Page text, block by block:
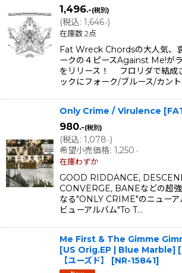
1,496.-(税別)
(税込: 1,646.-)
在庫数 2点
Fat Wreck Chordsの大人気、
ークの４ピースAgainst Me!が
をリリース！ フロリダで結成
ックにフォーク/ブルース/カン
Only Crime / Virulence [
980.-(税別)
(税込: 1,078.-)
希望小売価格: 1,250.-
在庫わずか
GOOD RIDDANCE,
CONVERGE, BANEなどの超
なる"ONLY CRIME"のニュー
ビューアルバム"To T…
Me First & The Gimme
[US Orig.EP | Blue Marble]
【ユーズド】
[NR-15841]